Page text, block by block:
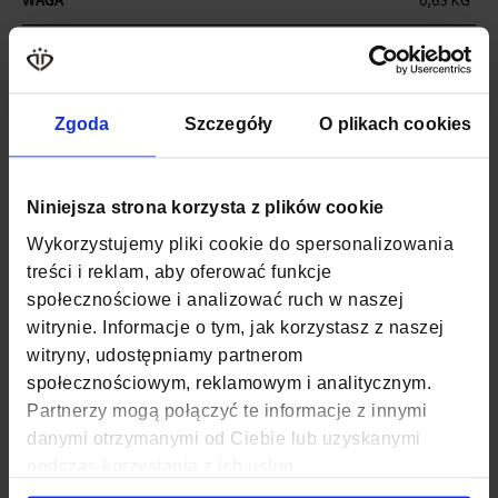
Zgoda Szczegóły O plikach cookies
Niniejsza strona korzysta z plików cookie
Wykorzystujemy pliki cookie do spersonalizowania
treści i reklam, aby oferować funkcje
społecznościowe i analizować ruch w naszej
witrynie. Informacje o tym, jak korzystasz z naszej
witryny, udostępniamy partnerom
społecznościowym, reklamowym i analitycznym.
Partnerzy mogą połączyć te informacje z innymi
danymi otrzymanymi od Ciebie lub uzyskanymi
KOLOR CZARNY
GŁĘBOKOŚĆ
WYSOKOŚĆ 40 CM
ZAPIĘCIE
KOD EAN
ILOŚĆ KOMÓR
ILOŚĆ KIESZENI